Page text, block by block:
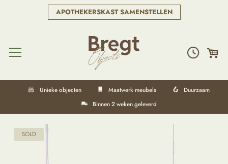
APOTHEKERSKAST SAMENSTELLEN
Unieke objecten Maatwerk meubels
Duurzaam
Binnen 2 weken geleverd
SOLD